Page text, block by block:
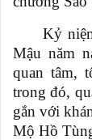
Kỷ
Mậu năm
quan tâm,
trong đó,
gắn với
Mộ Hồ